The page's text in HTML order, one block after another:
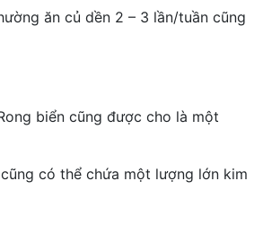
ăn củ dền 2 – 3 lần/tuần cũng
biển cũng được cho là một
có thể chứa một lượng lớn kim